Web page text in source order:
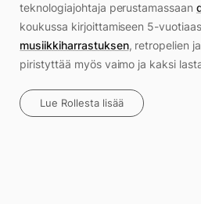
teknologiajohtaja perustamassaan
koukussa kirjoittamiseen 5-
musiikkiharrastuksen, retropelien
piristyttää myös vaimo ja kaksi
Lue Rollesta lisää